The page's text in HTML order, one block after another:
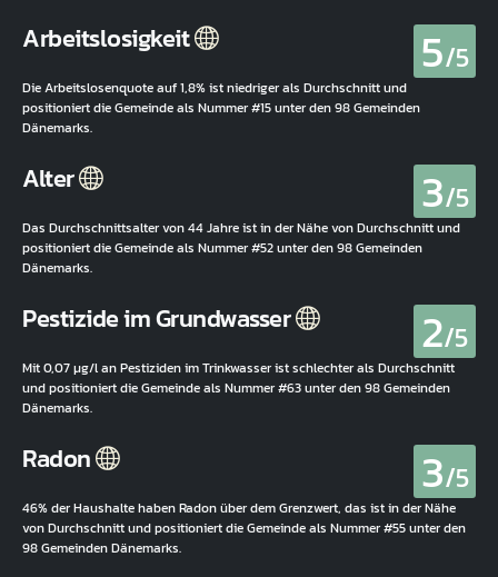
Arbeitslosigkeit 5/5
Die Arbeitslosenquote auf 1,8% ist niedriger als Durchschnitt und
positioniert die Gemeinde als Nummer #15 unter den 98 Gemeinden
Dänemarks.
Alter 3/5
Das Durchschnittsalter von 44 Jahre ist in der Nähe von Durchschnitt und
positioniert die Gemeinde als Nummer #52 unter den 98 Gemeinden
Dänemarks.
Pestizide im Grundwasser 2/5
Mit 0,07 µg/l an Pestiziden im Trinkwasser ist schlechter als Durchschnitt
und positioniert die Gemeinde als Nummer #63 unter den 98 Gemeinden
Dänemarks.
Radon 3/5
46% der Haushalte haben Radon über dem Grenzwert, das ist in der Nähe
von Durchschnitt und positioniert die Gemeinde als Nummer #55 unter den
98 Gemeinden Dänemarks.